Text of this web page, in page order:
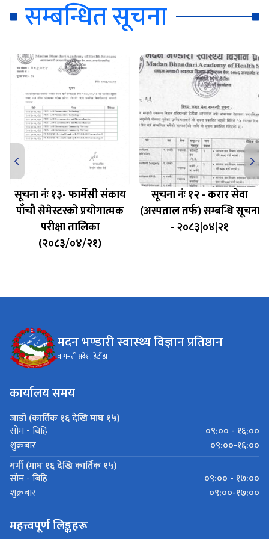
सम्बन्धित सूचना
सूचना नंः १३- फार्मेसी संकाय
पाँचौ सेमेस्टरको प्रयोगात्मक
परीक्षा तालिका
(२०८३/०४/२१)
सूचना नंः १२ - करार सेवा
(अस्पताल तर्फ) सम्बन्धि सूचना
- २०८३|०४|२१
मदन भण्डारी स्वास्थ्य विज्ञान प्रतिष्ठान
बागमती प्रदेश, हेटौँडा
कार्यालय समय
जाडो (कार्तिक १६ देखि माघ १५)
सोम - बिहि
०९:०० - १६:००
शुक्रबार
०९:००-१६:००
गर्मी (माघ १६ देखि कार्तिक १५)
सोम - बिहि
०९:०० - १७:००
शुक्रबार
०९:००-१७:००
महत्त्वपूर्ण लिङ्कहरू